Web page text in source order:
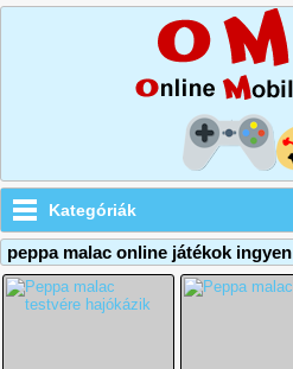
Kategóriák
peppa malac online játékok ingyen